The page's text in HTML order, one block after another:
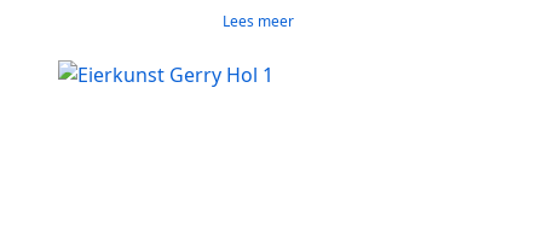
Lees meer